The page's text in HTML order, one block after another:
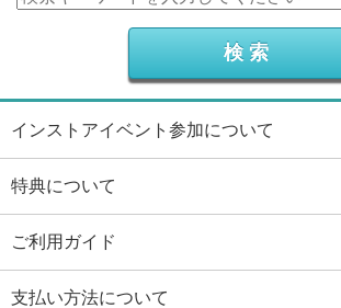
インストアイベント参加について
特典について
ご利用ガイド
支払い方法について